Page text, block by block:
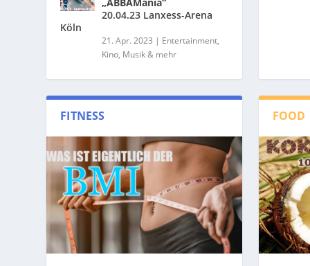
20.04.23 Lanxess-Arena
Köln
21. Apr. 2023 | Entertainment,
Kino, Musik & mehr
FITNESS FOOD